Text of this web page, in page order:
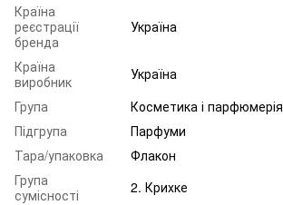
Країна
реєстрації
бренда
Україна
Країна
виробник
Україна
Група
Косметика і парфюмерія
Підгрупа
Парфуми
Тара/упаковка
Флакон
Група
сумісності
2. Крихке